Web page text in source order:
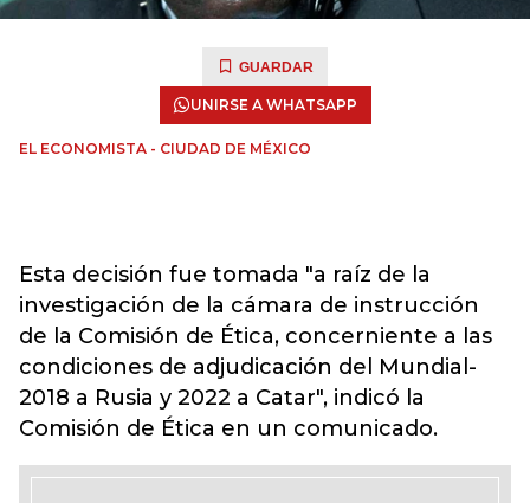
GUARDAR
UNIRSE A WHATSAPP
EL ECONOMISTA - CIUDAD DE MÉXICO
Esta decisión fue tomada "a raíz de la
investigación de la cámara de instrucción
de la Comisión de Ética, concerniente a las
condiciones de adjudicación del Mundial-
2018 a Rusia y 2022 a Catar", indicó la
Comisión de Ética en un comunicado.